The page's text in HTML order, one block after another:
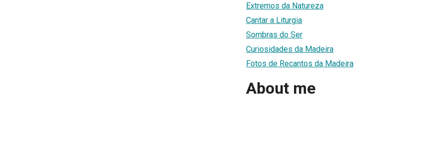
Extremos da Natureza
Cantar a Liturgia
Sombras do Ser
Curiosidades da Madeira
Fotos de Recantos da Madeira
About me